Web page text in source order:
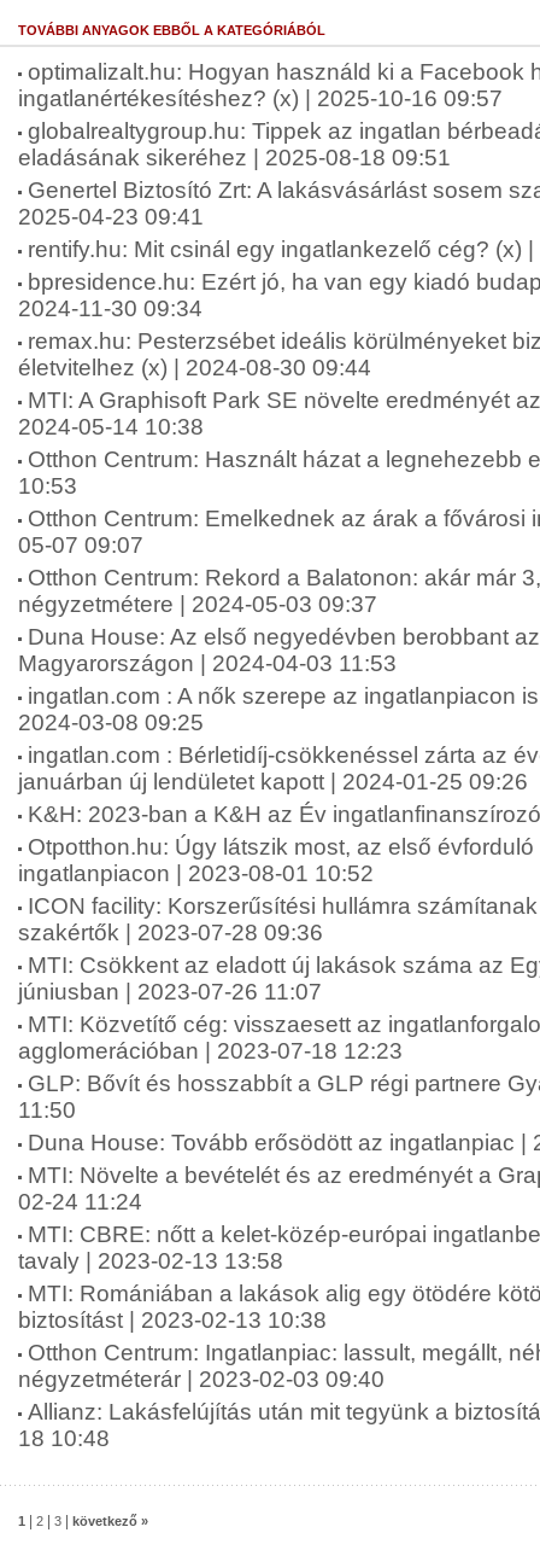
TOVÁBBI ANYAGOK EBBŐL A KATEGÓRIÁBÓL
optimalizalt.hu: Hogyan használd ki a Facebook
ingatlanértékesítéshez? (x) | 2025-10-16 09:57
globalrealtygroup.hu: Tippek az ingatlan
eladásának sikeréhez | 2025-08-18 09:51
Genertel Biztosító Zrt: A lakásvásárlást sosem
2025-04-23 09:41
rentify.hu: Mit csinál egy ingatlankezelő cég? (x)
bpresidence.hu: Ezért jó, ha van egy kiadó
2024-11-30 09:34
remax.hu: Pesterzsébet ideális körülményeket
életvitelhez (x) | 2024-08-30 09:44
MTI: A Graphisoft Park SE növelte eredményét
2024-05-14 10:38
Otthon Centrum: Használt házat a legnehezebb
10:53
Otthon Centrum: Emelkednek az árak a fővárosi
05-07 09:07
Otthon Centrum: Rekord a Balatonon: akár már
négyzetmétere | 2024-05-03 09:37
Duna House: Az első negyedévben berobbant
Magyarországon | 2024-04-03 11:53
ingatlan.com : A nők szerepe az ingatlanpiacon
2024-03-08 09:25
ingatlan.com : Bérletidíj-csökkenéssel zárta az
januárban új lendületet kapott | 2024-01-25 09:26
K&H: 2023-ban a K&H az Év
Otpotthon.hu: Úgy látszik most, az első
ingatlanpiacon | 2023-08-01 10:52
ICON facility: Korszerűsítési hullámra
szakértők | 2023-07-28 09:36
MTI: Csökkent az eladott új lakások száma az
júniusban | 2023-07-26 11:07
MTI: Közvetítő cég: visszaesett az
agglomerációban | 2023-07-18 12:23
GLP: Bővít és hosszabbít a GLP régi partnere
11:50
Duna House: Tovább erősödött az ingatlanpiac |
MTI: Növelte a bevételét és az eredményét a
02-24 11:24
MTI: CBRE: nőtt a kelet-közép-európai
tavaly | 2023-02-13 13:58
MTI: Romániában a lakások alig egy ötödére
biztosítást | 2023-02-13 10:38
Otthon Centrum: Ingatlanpiac: lassult, megállt,
négyzetméterár | 2023-02-03 09:40
Allianz: Lakásfelújítás után mit tegyünk a
18 10:48
1 2 3 következő »